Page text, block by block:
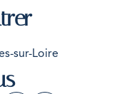
sur-Loire